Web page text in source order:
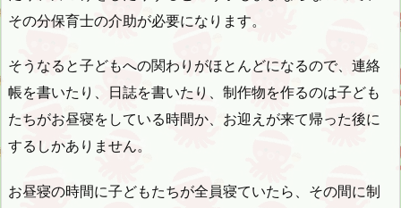
その分保育士の介助が必要になります。
そうなると子どもへの関わりがほとんどになるので、連絡
帳を書いたり、日誌を書いたり、制作物を作るのは子ども
たちがお昼寝をしている時間か、お迎えが来て帰った後に
するしかありません。
お昼寝の時間に子どもたちが全員寝ていたら、その間に制